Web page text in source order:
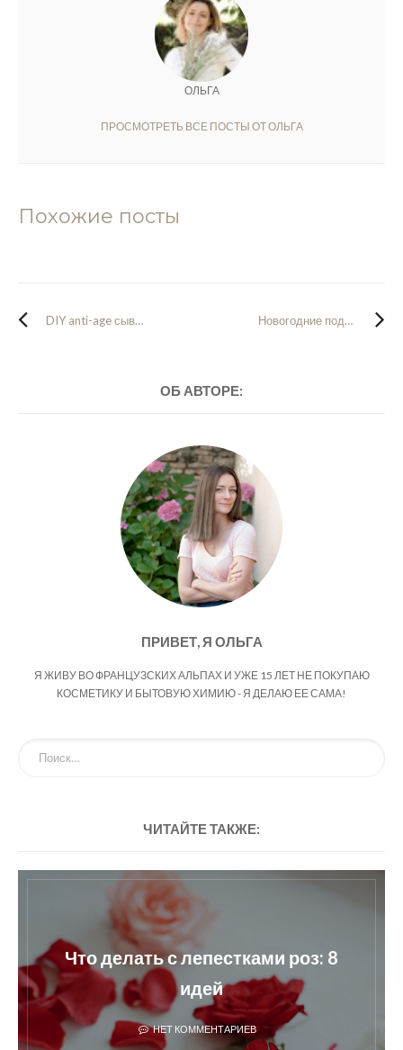
ОЛЬГА
ПРОСМОТРЕТЬ ВСЕ ПОСТЫ ОТ ОЛЬГА
Похожие посты
Новогодние подарки своими руками: ароматный сахар, пряные соли и масло с травами
DIY anti-age сыворотка всего из 4 активных ингредиентов: 100% органик, 100% эффективно
ОБ АВТОРЕ:
ПРИВЕТ, Я ОЛЬГА
Я ЖИВУ ВО ФРАНЦУЗСКИХ АЛЬПАХ И УЖЕ 15 ЛЕТ НЕ ПОКУПАЮ
КОСМЕТИКУ И БЫТОВУЮ ХИМИЮ - Я ДЕЛАЮ ЕЕ САМА!
ЧИТАЙТЕ ТАКЖЕ:
Что делать с лепестками роз: 8
идей
НЕТ КОММЕНТАРИЕВ